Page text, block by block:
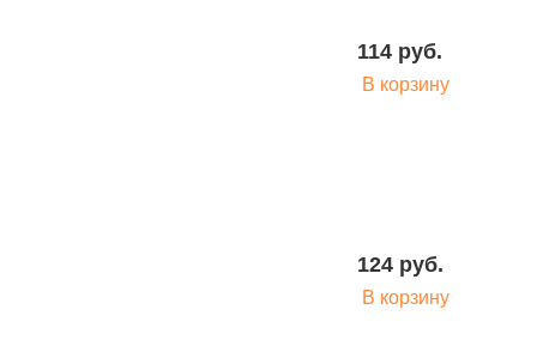
114 руб.
В корзину
124 руб.
В корзину